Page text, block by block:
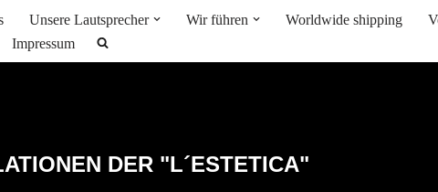
Unsere Lautsprecher Wir führen Worldwide shipping
Impressum
DER "L´ESTETICA"